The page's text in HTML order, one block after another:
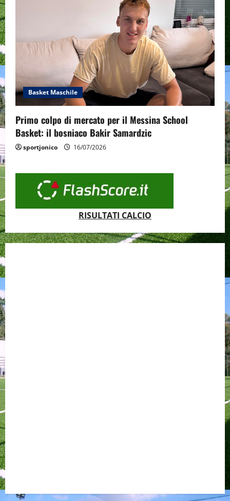
Basket Maschile
Primo colpo di mercato per il Messina School
Basket: il bosniaco Bakir Samardzic
sportjonico 16/07/2026
RISULTATI CALCIO